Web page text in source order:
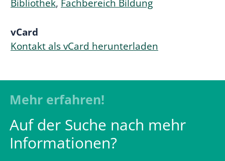
Bibliothek, Fachbereich Bildung
vCard
Kontakt als vCard herunterladen
Mehr erfahren!
Auf der Suche nach mehr
Informationen?